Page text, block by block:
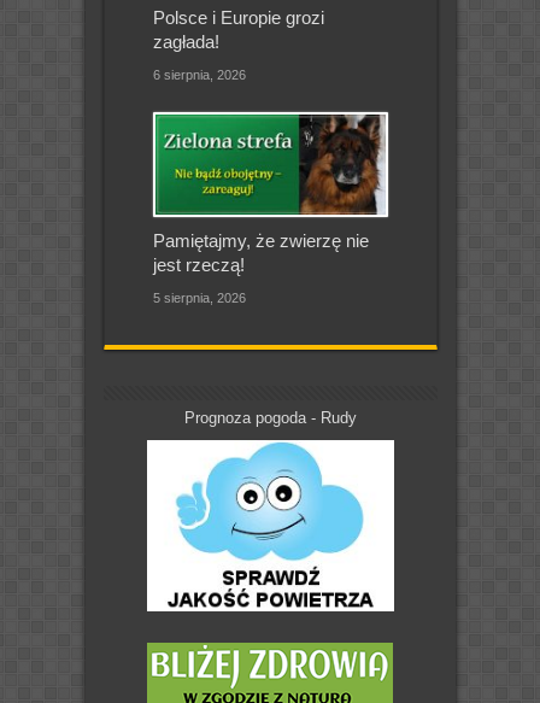
Polsce i Europie grozi
zagłada!
6 sierpnia, 2026
Pamiętajmy, że zwierzę nie
jest rzeczą!
5 sierpnia, 2026
Prognoza pogoda - Rudy